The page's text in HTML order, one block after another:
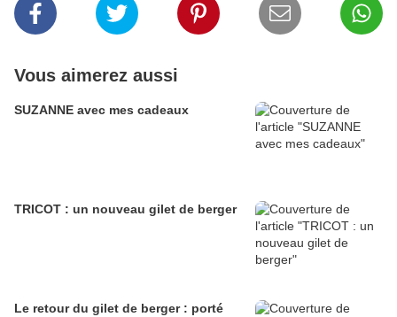
Vous aimerez aussi
SUZANNE avec mes cadeaux
TRICOT : un nouveau gilet de berger
Le retour du gilet de berger : porté